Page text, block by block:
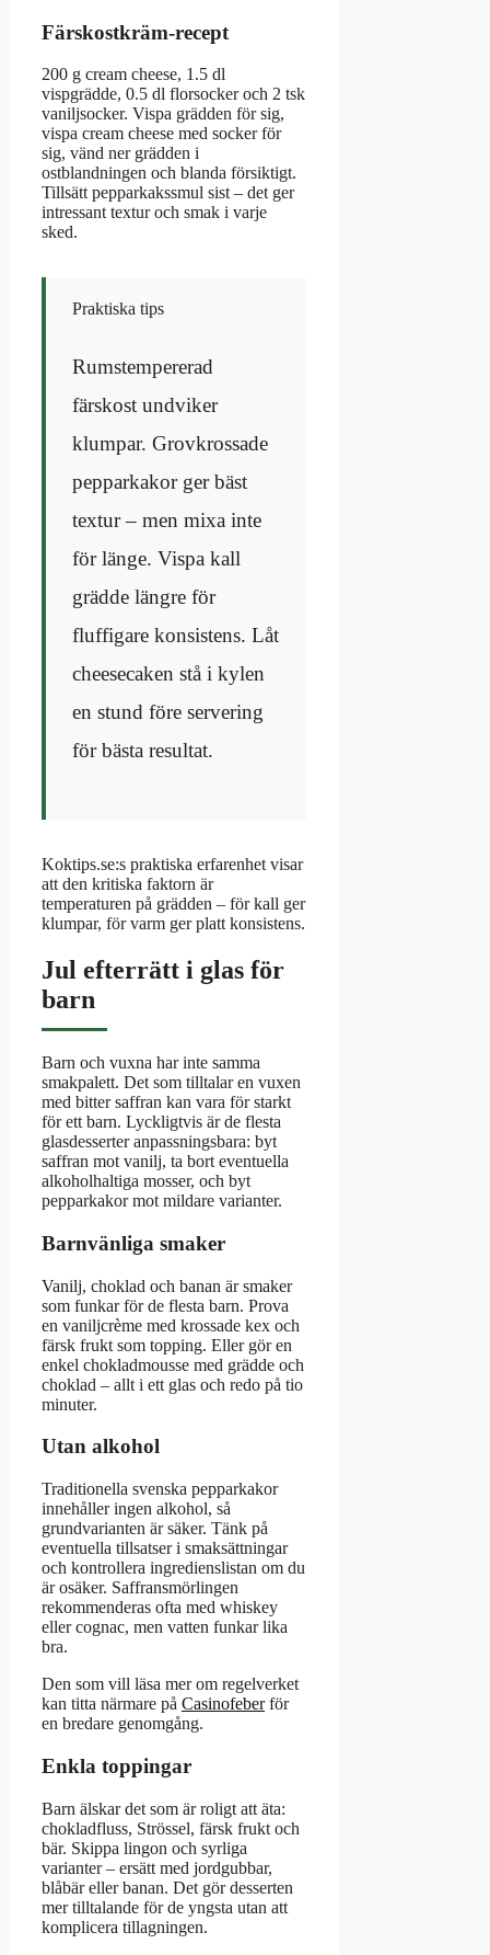
Färskostkräm-recept
200 g cream cheese, 1.5 dl
vispgrädde, 0.5 dl florsocker och 2 tsk
vaniljsocker. Vispa grädden för sig,
vispa cream cheese med socker för
sig, vänd ner grädden i
ostblandningen och blanda försiktigt.
Tillsätt pepparkakssmul sist – det ger
intressant textur och smak i varje
sked.
Praktiska tips
Rumstempererad
färskost undviker
klumpar. Grovkrossade
pepparkakor ger bäst
textur – men mixa inte
för länge. Vispa kall
grädde längre för
fluffigare konsistens. Låt
cheesecaken stå i kylen
en stund före servering
för bästa resultat.
Koktips.se:s praktiska erfarenhet visar
att den kritiska faktorn är
temperaturen på grädden – för kall ger
klumpar, för varm ger platt konsistens.
Jul efterrätt i glas för
barn
Barn och vuxna har inte samma
smakpalett. Det som tilltalar en vuxen
med bitter saffran kan vara för starkt
för ett barn. Lyckligtvis är de flesta
glasdesserter anpassningsbara: byt
saffran mot vanilj, ta bort eventuella
alkoholhaltiga mosser, och byt
pepparkakor mot mildare varianter.
Barnvänliga smaker
Vanilj, choklad och banan är smaker
som funkar för de flesta barn. Prova
en vaniljcrème med krossade kex och
färsk frukt som topping. Eller gör en
enkel chokladmousse med grädde och
choklad – allt i ett glas och redo på tio
minuter.
Utan alkohol
Traditionella svenska pepparkakor
innehåller ingen alkohol, så
grundvarianten är säker. Tänk på
eventuella tillsatser i smaksättningar
och kontrollera ingredienslistan om du
är osäker. Saffransmörlingen
rekommenderas ofta med whiskey
eller cognac, men vatten funkar lika
bra.
Den som vill läsa mer om regelverket
kan titta närmare på Casinofeberför
en bredare genomgång.
Enkla toppingar
Barn älskar det som är roligt att äta:
chokladfluss, Strössel, färsk frukt och
bär. Skippa lingon och syrliga
varianter – ersätt med jordgubbar,
blåbär eller banan. Det gör desserten
mer tilltalande för de yngsta utan att
komplicera tillagningen.